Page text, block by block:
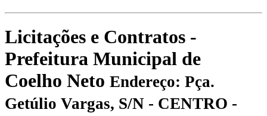
Licitações e Contratos -
Prefeitura Municipal de
Coelho Neto Endereço: Pça.
Getúlio Vargas, S/N - CENTRO -